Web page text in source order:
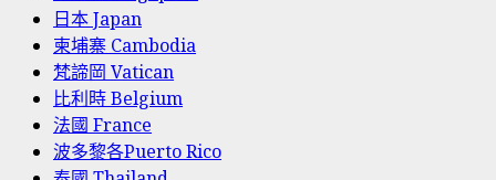
日本 Japan
柬埔寨 Cambodia
梵諦岡 Vatican
比利時 Belgium
法國 France
波多黎各Puerto Rico